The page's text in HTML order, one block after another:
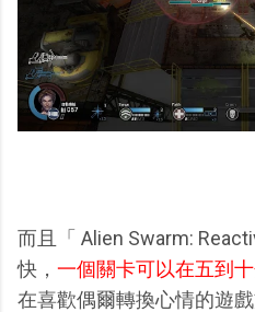
而且「 Alien Swarm:
快， 一個關卡可以在五到
在喜歡偶爾轉換心情的遊